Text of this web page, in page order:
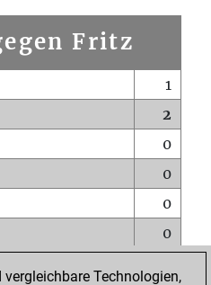
Fritz
1
2
0
0
0
0
Technologien,